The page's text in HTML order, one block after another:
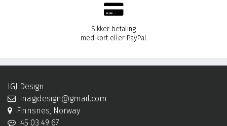
Sikker betaling
med kort eller PayPal
IGJ Design
inagjdesign@gmail.com
Finnsnes, Norway
45 03 49 67